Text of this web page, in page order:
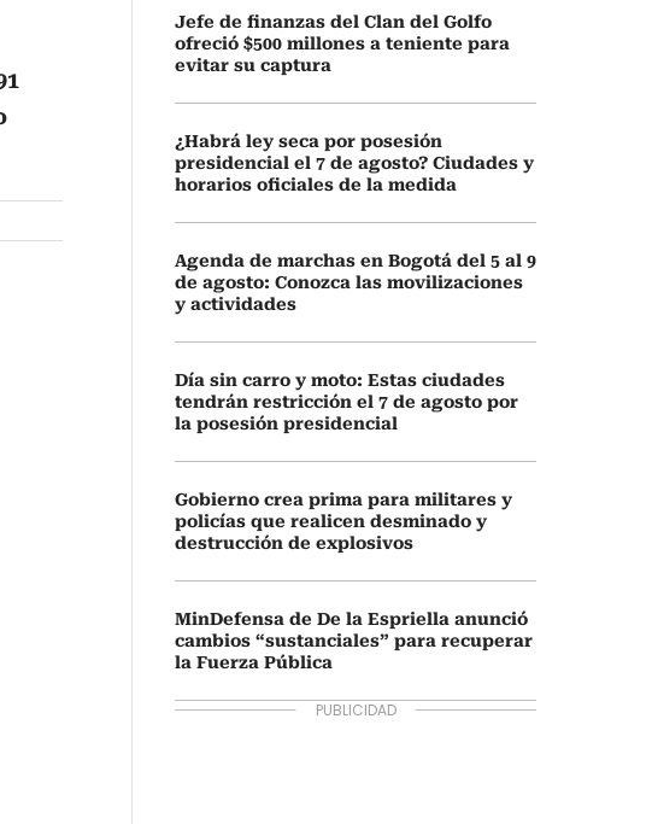
Jefe de finanzas del Clan del Golfo
ofreció $500 millones a teniente para
evitar su captura
¿Habrá ley seca por posesión
presidencial el 7 de agosto? Ciudades y
horarios oficiales de la medida
Agenda de marchas en Bogotá del 5 al 9
de agosto: Conozca las movilizaciones
y actividades
Día sin carro y moto: Estas ciudades
tendrán restricción el 7 de agosto por
la posesión presidencial
Gobierno crea prima para militares y
policías que realicen desminado y
destrucción de explosivos
MinDefensa de De la Espriella anunció
cambios “sustanciales” para recuperar
la Fuerza Pública